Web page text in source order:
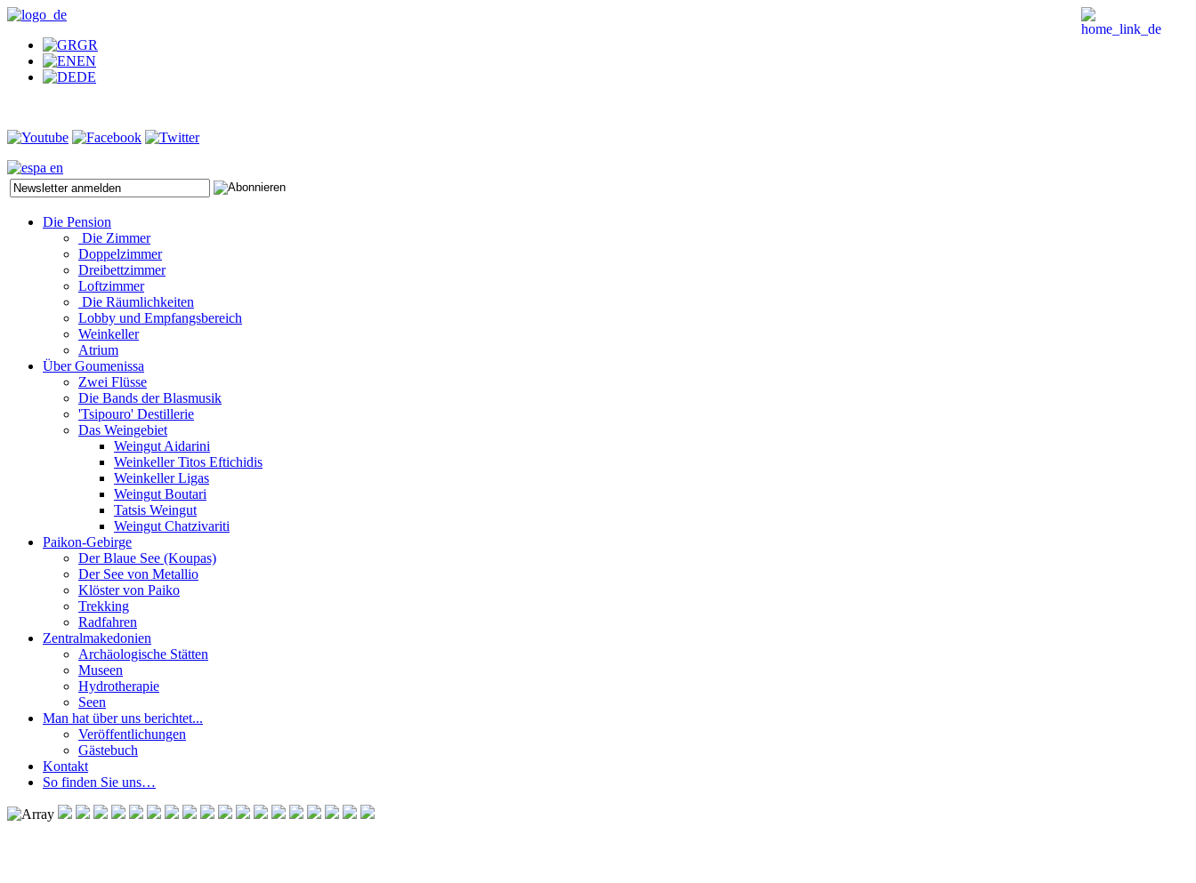
GR
EN
DE
Die Pension
Die Zimmer
Doppelzimmer
Dreibettzimmer
Loftzimmer
Die Räumlichkeiten
Lobby und Empfangsbereich
Weinkeller
Atrium
Über Goumenissa
Zwei Flüsse
Die Bands der Blasmusik
'Tsipouro' Destillerie
Das Weingebiet
Weingut Aidarini
Weinkeller Titos Eftichidis
Weinkeller Ligas
Weingut Boutari
Tatsis Weingut
Weingut Chatzivariti
Paikon-Gebirge
Der Blaue See (Koupas)
Der See von Metallio
Klöster von Paiko
Trekking
Radfahren
Zentralmakedonien
Archäologische Stätten
Museen
Hydrotherapie
Seen
Man hat über uns berichtet...
Veröffentlichungen
Gästebuch
Kontakt
So finden Sie uns…